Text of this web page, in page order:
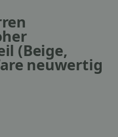
(Beige,
neuwertig